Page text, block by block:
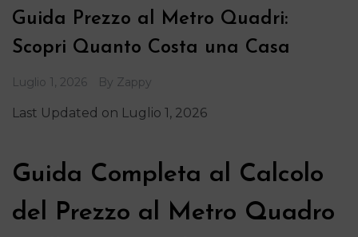
Guida Prezzo al Metro Quadri:
Scopri Quanto Costa una Casa
Luglio 1, 2026 By Zappy
Last Updated on Luglio 1, 2026
Guida Completa al Calcolo
del Prezzo al Metro Quadro